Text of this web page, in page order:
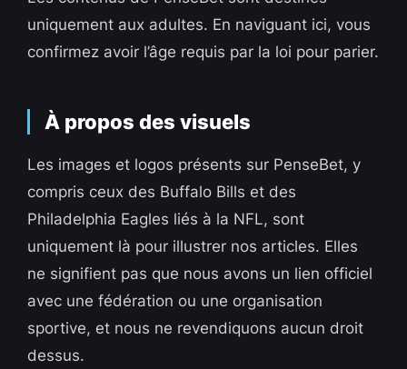
uniquement aux adultes. En naviguant ici, vous
confirmez avoir l’âge requis par la loi pour parier.
À propos des visuels
Les images et logos présents sur PenseBet, y
compris ceux des Buffalo Bills et des
Philadelphia Eagles liés à la NFL, sont
uniquement là pour illustrer nos articles. Elles
ne signifient pas que nous avons un lien officiel
avec une fédération ou une organisation
sportive, et nous ne revendiquons aucun droit
dessus.